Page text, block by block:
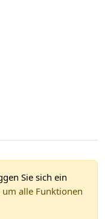
Sie sich ein
um alle Funktionen